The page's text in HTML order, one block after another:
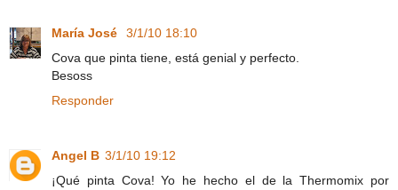
María José
3/1/10 18:10
Cova que pinta tiene, está genial y perfecto.
Besoss
Responder
Angel B 3/1/10 19:12
¡Qué pinta Cova! Yo he hecho el de la Thermomix por